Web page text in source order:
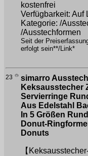
kostenfrei
Verfügbarkeit: Auf
Kategorie: /
/Ausstechformen
Seit der
erfolgt sein**/Link*
23
simarro
Keksausstecher
Servierringe
Aus Edelstahl
In 5 Größen
Donut-
Donuts
【